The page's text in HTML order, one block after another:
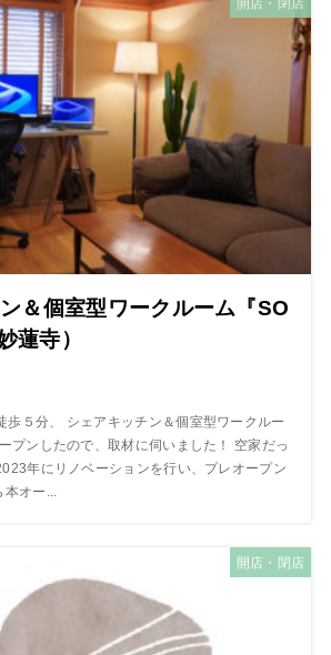
開店・閉店
＆個室型ワークルーム『SO
蓮寺）
歩５分、 シェアキッチン＆個室型ワークルー
プンしたので、取材に伺いました！ 空家だっ
年にリノベーションを行い、プレオープン
オー...
開店・閉店